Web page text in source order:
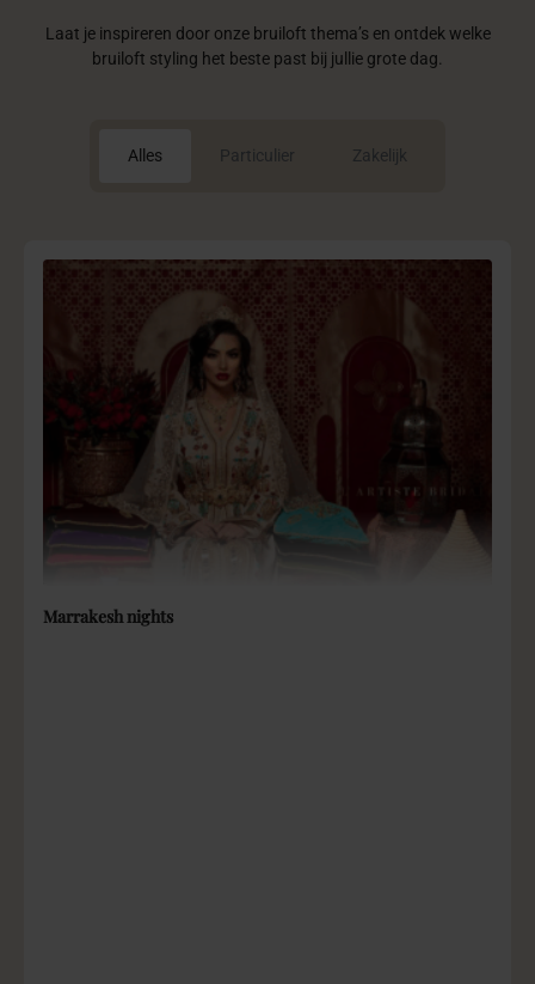
Laat je inspireren door onze bruiloft thema’s en ontdek welke
bruiloft styling het beste past bij jullie grote dag.
Alles Particulier Zakelijk
Marrakesh nights